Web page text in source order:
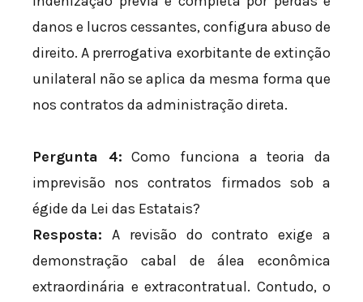
danos e lucros cessantes, configura abuso de
direito. A prerrogativa exorbitante de extinção
unilateral não se aplica da mesma forma que
nos contratos da administração direta.
Pergunta 4: Como funciona a teoria da
imprevisão nos contratos firmados sob a
égide da Lei das Estatais?
Resposta: A revisão do contrato exige a
demonstração cabal de álea econômica
extraordinária e extracontratual. Contudo, o